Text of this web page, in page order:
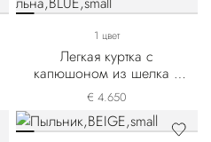
1 цвет
Легкая куртка с
капюшоном из шелка и
льна
€ 4.650